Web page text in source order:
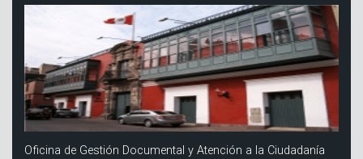
Oficina de Gestión Documental y Atención a la Ciudadanía